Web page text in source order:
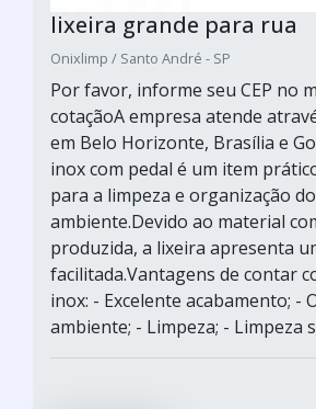
lixeira grande para rua
Onixlimp / Santo André - SP
Por favor, informe seu CEP no
cotaçãoA empresa atende
em Belo Horizonte, Brasília e
inox com pedal é um item
para a limpeza e organização do
ambiente.Devido ao material
produzida, a lixeira apresenta
facilitada.Vantagens de contar
inox: - Excelente acabamento; -
ambiente; - Limpeza; - Limpeza